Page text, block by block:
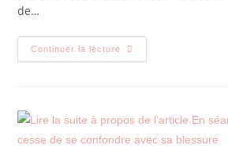
de…
Continuer la lecture